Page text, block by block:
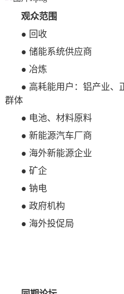
观众范围
● 回收
● 储能系统供应商
● 冶炼
● 高耗能用户：铝产业、
群体
● 电池、材料原料
● 新能源汽车厂商
● 海外新能源企业
● 矿企
● 钠电
● 政府机构
● 海外投促局